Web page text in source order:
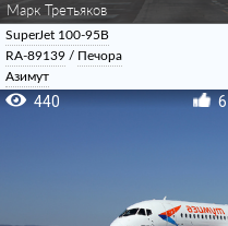
Марк Третьяков
SuperJet 100-95B
RA-89139 / Печора
Азимут
440 6